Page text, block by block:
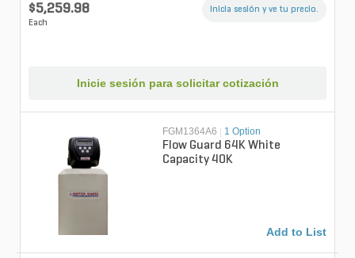
$5,259.98
Each
Inicia sesión y ve tu precio.
Inicie sesión para solicitar cotización
FGM1364A6 1 Option
Flow Guard 64K White
Capacity 40K
Add to List